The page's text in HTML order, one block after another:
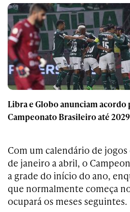
Libra e Globo anunciam acordo
Campeonato Brasileiro até 2029
Com um calendário de
de janeiro a abril, o
a grade do início do ano,
que normalmente começa
ocupará os meses seguintes.